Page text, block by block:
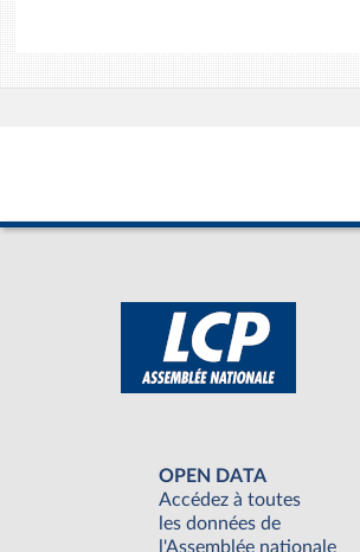
OPEN DATA
Accédez à toutes
les données de
l'Assemblée nationale